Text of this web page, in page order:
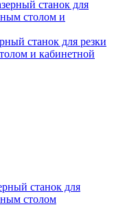
станок для резки
и кабинетной